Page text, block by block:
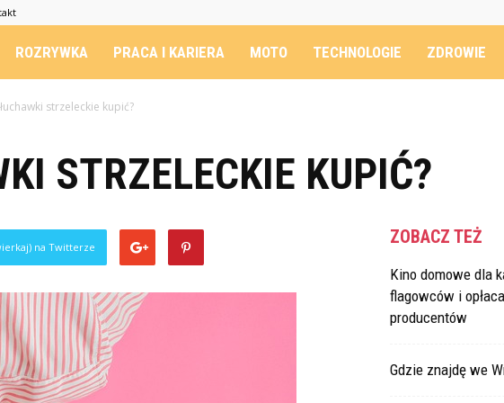
ROZRYWKA PRACA I KARIERA MOTO TECHNOLOGIE ZDROWIE
strzeleckie kupić?
STRZELECKIE KUPIĆ?
na Twitterze ZOBACZ TEŻ
Kino domowe dla
flagowców i
producentów
Gdzie znajdę we